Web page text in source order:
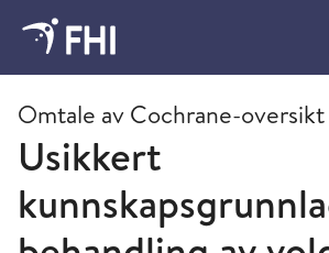
2011 - publikasjoner fra FHI
Omtale av Cochrane-oversikt
Usikkert